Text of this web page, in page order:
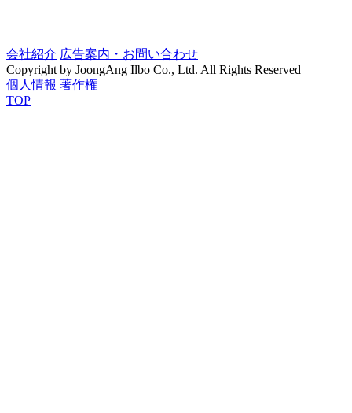
会社紹介 広告案内・お問い合わせ
Copyright by JoongAng Ilbo Co., Ltd. All Rights Reserved
個人情報 著作権
TOP